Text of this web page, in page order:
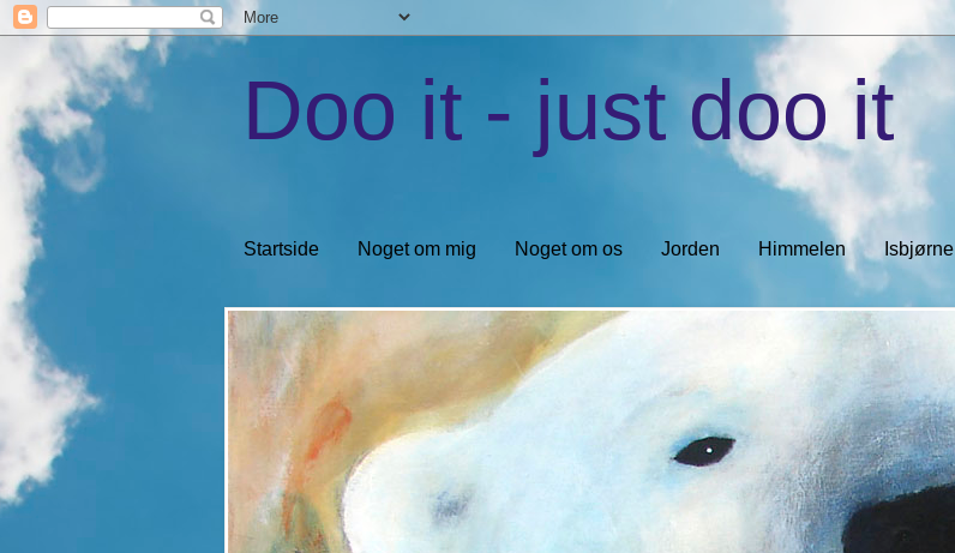
Doo it - just doo it
Startside Noget om mig Noget om os Jorden Himmelen Isbjørne